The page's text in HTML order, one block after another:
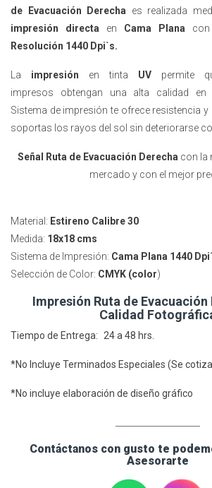
de Evacuación Derecha es realizada
impresión directa en Cama Plana
Resolución 1440 Dpi`s.
La impresión en tinta UV permite
impresos obtengan una alta calidad en
Sistema de impresión te ofrece resistencia y
soportas los rayos del sol sin deteriorarse
Señal Ruta de Evacuación Derecha con la
mercado y con el mejor
Material: Estireno Calibre 30
Medida: 18x18 cms
Sistema de Impresión: Cama Plana 1440
Selección de Color: CMYK (color)
Impresión Ruta de Evacuación
Calidad
Tiempo de Entrega: 24 a 48 hrs.
*No Incluye Terminados Especiales (Se
*No incluye elaboración de diseño gráfico
Contáctanos con gusto te
Asesorarte